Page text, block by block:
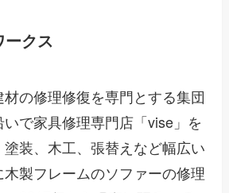
ークス
の修理修復を専門とする集団
で家具修理専門店「vise」を
装、木工、張替えなど幅広い
製フレームのソファーの修理